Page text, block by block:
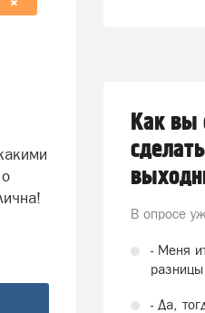
Как вы
В опросе
- Меня
разницы
- Да,